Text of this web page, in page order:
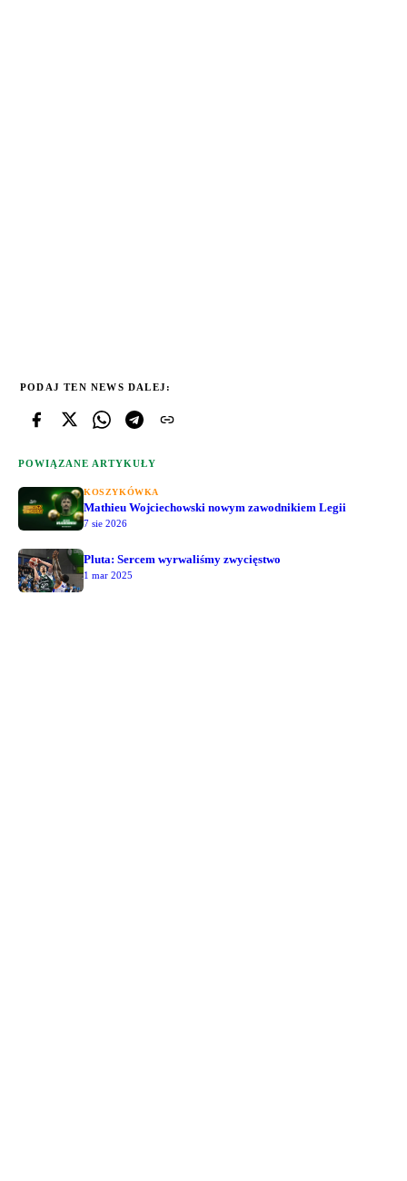
PODAJ TEN NEWS DALEJ:
POWIĄZANE ARTYKUŁY
KOSZYKÓWKA
Mathieu Wojciechowski nowym zawodnikiem Legii
7 sie 2026
Pluta: Sercem wyrwaliśmy zwycięstwo
1 mar 2025